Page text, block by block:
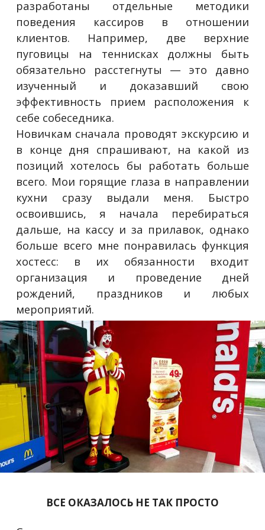
разработаны отдельные методики
поведения кассиров в отношении
клиентов. Например, две верхние
пуговицы на теннисках должны быть
обязательно расстегнуты — это давно
изученный и доказавший свою
эффективность прием расположения к
себе собеседника.
Новичкам сначала проводят экскурсию и
в конце дня спрашивают, на какой из
позиций хотелось бы работать больше
всего. Мои горящие глаза в направлении
кухни сразу выдали меня. Быстро
освоившись, я начала перебираться
дальше, на кассу и за прилавок, однако
больше всего мне понравилась функция
хостесс: в их обязанности входит
организация и проведение дней
рождений, праздников и любых
мероприятий.
ВСЕ ОКАЗАЛОСЬ НЕ ТАК ПРОСТО